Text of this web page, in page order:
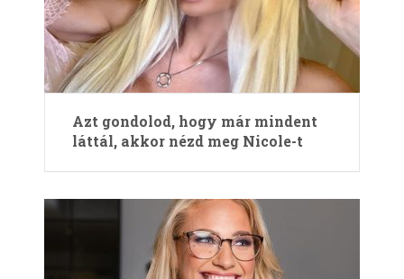
Azt gondolod, hogy már mindent
láttál, akkor nézd meg Nicole-t